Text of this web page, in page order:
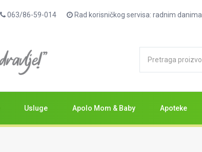
063/86-59-014 Rad korisničkog servisa: radnim danima
Usluge Apolo Mom & Baby Apoteke